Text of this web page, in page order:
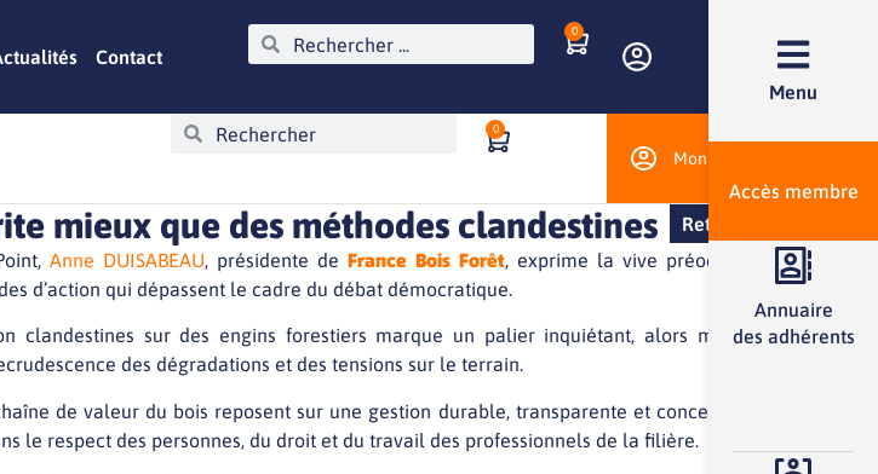
Menu
Accès membre
Annuaire
des adhérents
Contact
0
0
Mon compte
mieux que des méthodes clandestines
Retour
Anne DUISABEAU, présidente deFrance Bois Forêt, exprime la vive préoccupation des
d’action qui dépassent le cadre du débat démocratique.
clandestines sur des engins forestiers marque un palier inquiétant, alors même que les
des dégradations et des tensions sur le terrain.
de valeur du bois reposent sur une gestion durable, transparente et concertée. Le débat
le respect des personnes, du droit et du travail des professionnels de la filière.